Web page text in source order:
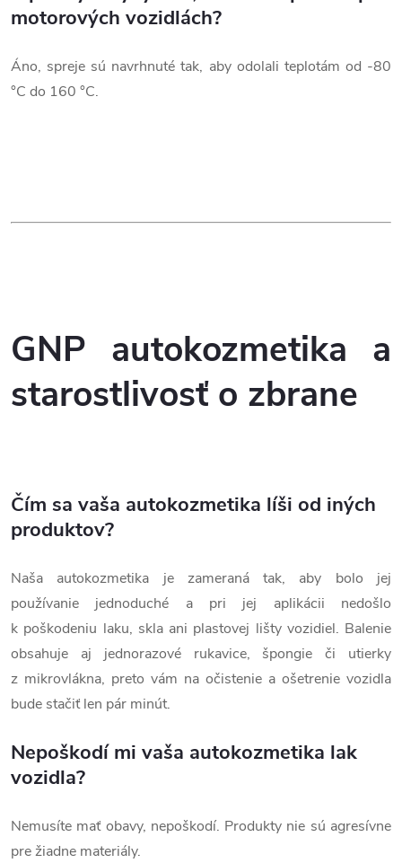
motorových vozidlách?
Áno, spreje sú navrhnuté tak, aby odolali teplotám od -80
°C do 160 °C.
GNP autokozmetika a
starostlivosť o zbrane
Čím sa vaša autokozmetika líši od iných
produktov?
Naša autokozmetika je zameraná tak, aby bolo jej
používanie jednoduché a pri jej aplikácii nedošlo
k poškodeniu laku, skla ani plastovej lišty vozidiel. Balenie
obsahuje aj jednorazové rukavice, špongie či utierky
z mikrovlákna, preto vám na očistenie a ošetrenie vozidla
bude stačiť len pár minút.
Nepoškodí mi vaša autokozmetika lak
vozidla?
Nemusíte mať obavy, nepoškodí. Produkty nie sú agresívne
pre žiadne materiály.